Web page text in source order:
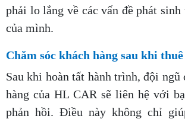
phải lo lắng về các vấn đề phát sinh
của mình.
Chăm sóc khách hàng sau khi thuê
Sau khi hoàn tất hành trình, đội ngũ
hàng của HL CAR sẽ liên hệ với
phản hồi. Điều này không chỉ